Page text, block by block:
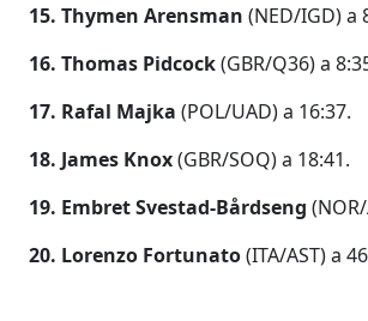
15. Thymen Arensman (NED/IGD) a
16. Thomas Pidcock(GBR/Q36) a
17. Rafal Majka (POL/UAD) a 16:37.
18. James Knox(GBR/SOQ) a 18:41.
19. Embret Svestad-Bårdseng
20. Lorenzo Fortunato(ITA/AST) a